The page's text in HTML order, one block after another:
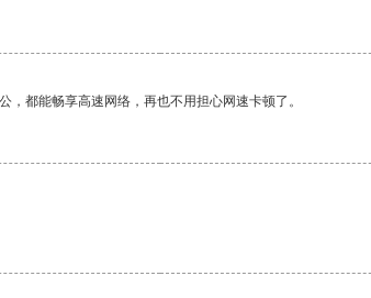
都能畅享高速网络，再也不用担心网速卡顿了。